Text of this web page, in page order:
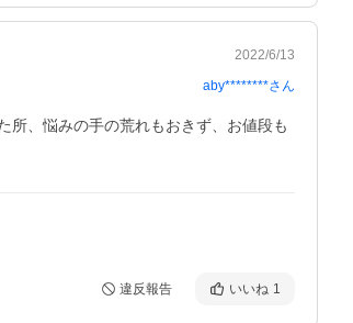
2022/6/13
aby********さん
所、悩みの手の荒れもおきず、お値段も
違反報告 いいね 1